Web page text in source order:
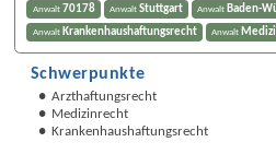
Anwalt 70178 Anwalt Stuttgart Anwalt Baden-
Anwalt Krankenhaushaftungsrecht Anwalt
Schwerpunkte
Arzthaftungsrecht
Medizinrecht
Krankenhaushaftungsrecht